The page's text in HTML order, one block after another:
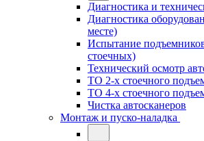
Диагностика и
Диагностика
месте)
Испытание
стоечных)
Технический осмотр
ТО 2-х стоечного
ТО 4-х стоечного
Чистка автосканеров
Монтаж и пуско-наладка